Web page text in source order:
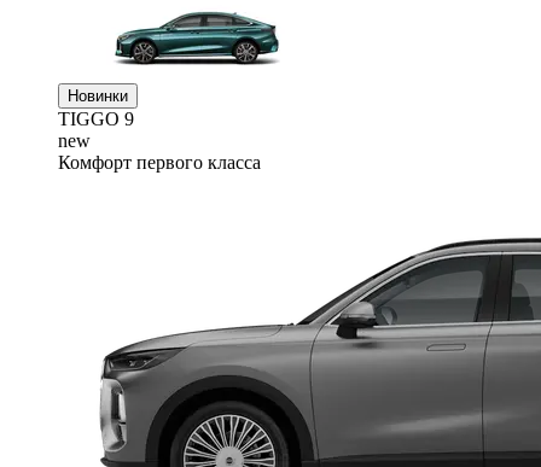
Новинки
TIGGO 9
new
Комфорт первого класса